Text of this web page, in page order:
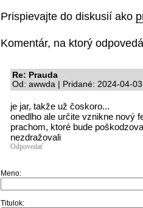
Prispievajte do diskusií ako
Komentár, na ktorý
Re: Prauda
Od: awwda | Pridané: 2024-04-
je jar, takže už čoskoro...
onedlho ale určite vznikne nový
prachom, ktoré bude
nezdražovali
Odpovedať
Meno:
Titulok: